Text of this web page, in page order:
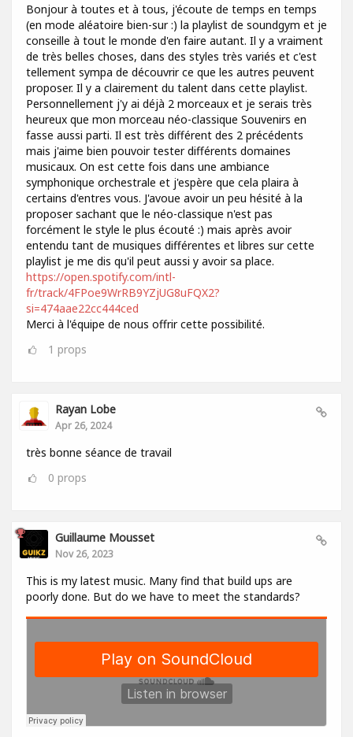
Bonjour à toutes et à tous, j'écoute de temps en temps
(en mode aléatoire bien-sur :) la playlist de soundgym et je
conseille à tout le monde d'en faire autant. Il y a vraiment
de très belles choses, dans des styles très variés et c'est
tellement sympa de découvrir ce que les autres peuvent
proposer. Il y a clairement du talent dans cette playlist.
Personnellement j'y ai déjà 2 morceaux et je serais très
heureux que mon morceau néo-classique Souvenirs en
fasse aussi parti. Il est très différent des 2 précédents
mais j'aime bien pouvoir tester différents domaines
musicaux. On est cette fois dans une ambiance
symphonique orchestrale et j'espère que cela plaira à
certains d'entres vous. J'avoue avoir un peu hésité à la
proposer sachant que le néo-classique n'est pas
forcément le style le plus écouté :) mais après avoir
entendu tant de musiques différentes et libres sur cette
playlist je me dis qu'il peut aussi y avoir sa place.
https://open.spotify.com/intl-
fr/track/4FPoe9WrRB9YZjUG8uFQX2?
si=474aae22cc444ced
Merci à l'équipe de nous offrir cette possibilité.
1 props
Rayan Lobe
Apr 26, 2024
très bonne séance de travail
0 props
Guillaume Mousset
Nov 26, 2023
This is my latest music. Many find that build ups are
poorly done. But do we have to meet the standards?